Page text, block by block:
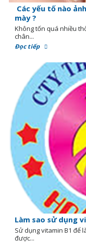
Các yếu tố nào
mày ?
Không tốn quá nhiều
chân...
Đọc tiếp
Làm sao sử dụng
Sử dụng vitamin B1 để
được...